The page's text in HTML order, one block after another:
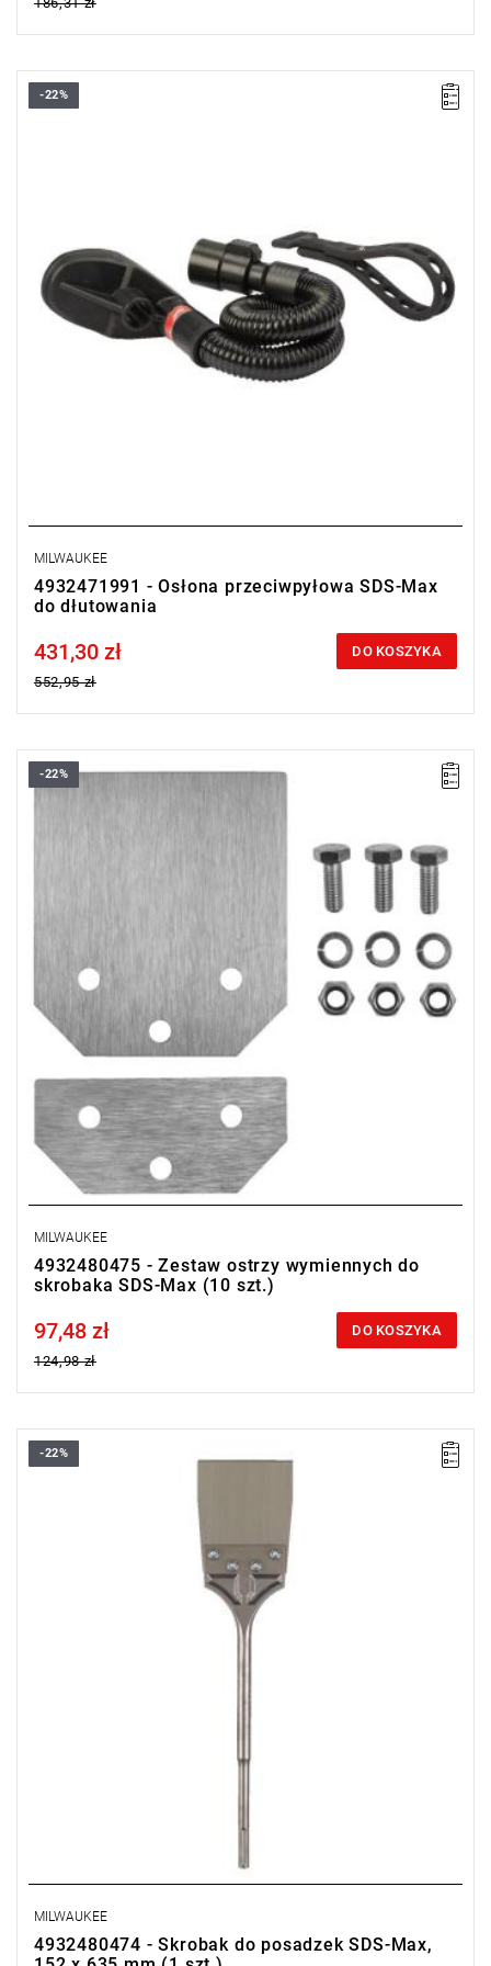
Osłona przeciwpyłowa, uniwersalna - kompatybilna ze
-22%
MILWAUKEE
4932471991 - Osłona przeciwpyłowa SDS-Max
do dłutowania
Price tax included
431,30 zł
552,95 zł
DO KOSZYKA
-22%
MILWAUKEE
4932480475 - Zestaw ostrzy wymiennych do
skrobaka SDS-Max (10 szt.)
Price tax included
97,48 zł
124,98 zł
DO KOSZYKA
Bardzo wydajny skrobak samoostrzący Milwaukee Sledge™
-22%
MILWAUKEE
4932480474 - Skrobak do posadzek SDS-Max,